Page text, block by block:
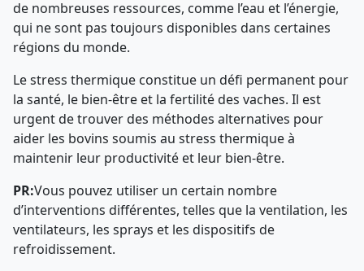
de nombreuses ressources, comme l’eau et l’énergie,
qui ne sont pas toujours disponibles dans certaines
régions du monde.
Le stress thermique constitue un défi permanent pour
la santé, le bien-être et la fertilité des vaches. Il est
urgent de trouver des méthodes alternatives pour
aider les bovins soumis au stress thermique à
maintenir leur productivité et leur bien-être.
PR:Vous pouvez utiliser un certain nombre
d’interventions différentes, telles que la ventilation, les
ventilateurs, les sprays et les dispositifs de
refroidissement.